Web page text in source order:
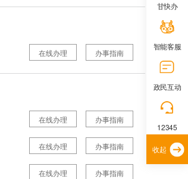
办事指南
在线办理
办事指南
在线办理
办事指南
在线办理
办事指南
在线办理
甘快办
智能客服
政民互动
12345
收起